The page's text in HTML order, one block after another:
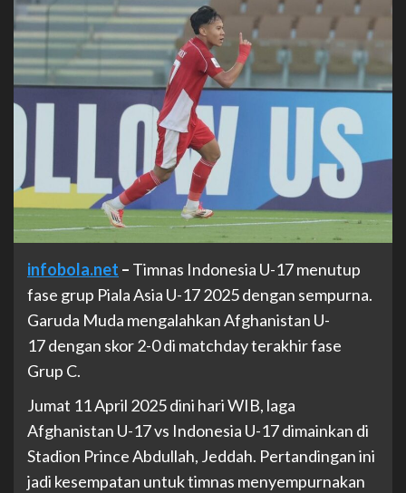
infobola.net – Timnas Indonesia U-17 menutup
fase grup Piala Asia U-17 2025 dengan sempurna.
Garuda Muda mengalahkan Afghanistan U-
17 dengan skor 2-0 di matchday terakhir fase
Grup C.
Jumat 11 April 2025 dini hari WIB, laga
Afghanistan U-17 vs Indonesia U-17 dimainkan di
Stadion Prince Abdullah, Jeddah. Pertandingan ini
jadi kesempatan untuk timnas menyempurnakan